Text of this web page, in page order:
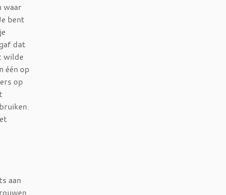
waar
bent
dat
wilde
één op
op
aan